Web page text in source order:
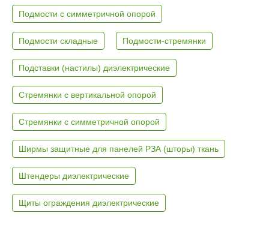
Подмости с симметричной опорой
Подмости складные Подмости-стремянки
Подставки (настилы) диэлектрические
Стремянки с вертикальной опорой
Стремянки с симметричной опорой
Ширмы защитные для панелей РЗА (шторы) ткань
Штендеры диэлектрические
Щиты ограждения диэлектрические